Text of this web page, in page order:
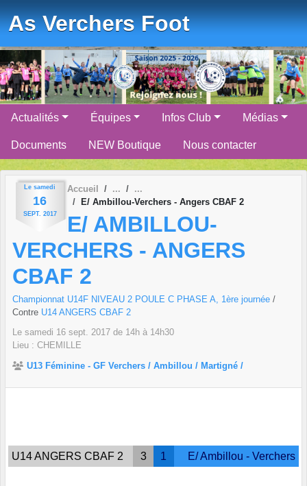
As Verchers Foot
Actualités Équipes Infos Club Médias
Documents NEW Boutique Nous contacter
Le samedi
16
SEPT. 2017
Accueil
E/ Ambillou-Verchers - Angers CBAF 2
E/ AMBILLOU-
VERCHERS - ANGERS
CBAF 2
Championnat U14F NIVEAU 2 POULE C PHASE A, 1ère journée /
Contre U14 ANGERS CBAF 2
Le samedi 16 sept. 2017 de 14h à 14h30
Lieu : CHEMILLE
U13 Féminine - GF Verchers / Ambillou / Martigné /
U14 ANGERS CBAF 2 3 1 E/ Ambillou - Verchers